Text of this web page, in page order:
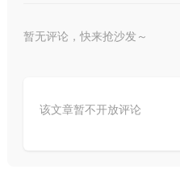
暂无评论，快来抢沙发～
该文章暂不开放评论